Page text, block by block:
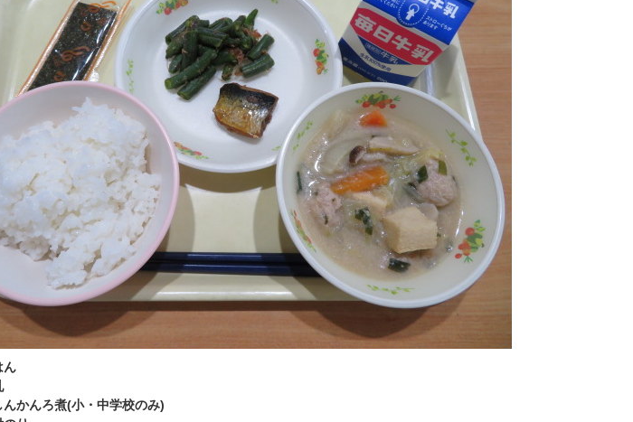
ん
んかんろ煮(小・中学校のみ)